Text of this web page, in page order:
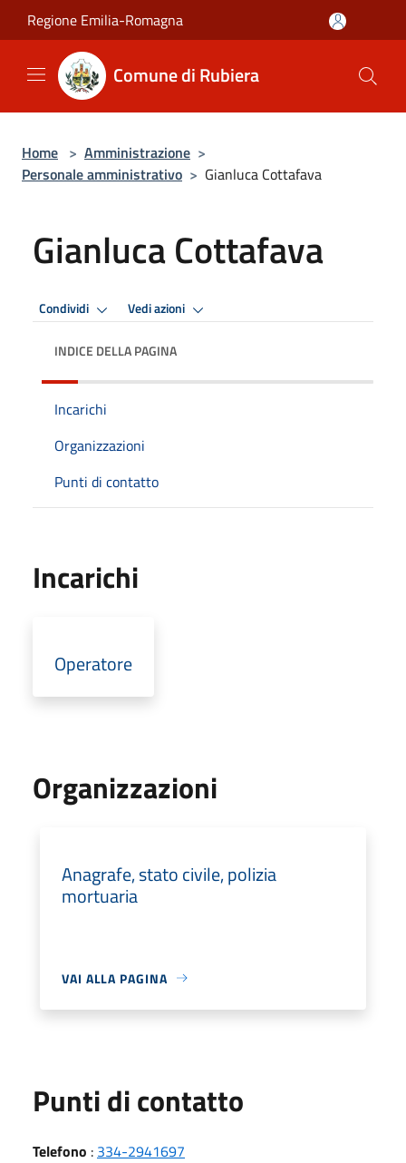
Salta al contenuto principale
Regione Emilia-Romagna
Comune di Rubiera
Home > Amministrazione >
Personale amministrativo > Gianluca Cottafava
Gianluca Cottafava
Condividi Vedi azioni
INDICE DELLA PAGINA
Incarichi
Organizzazioni
Punti di contatto
Incarichi
Operatore
Organizzazioni
Anagrafe, stato civile, polizia
mortuaria
VAI ALLA PAGINA
Punti di contatto
Telefono : 334-2941697